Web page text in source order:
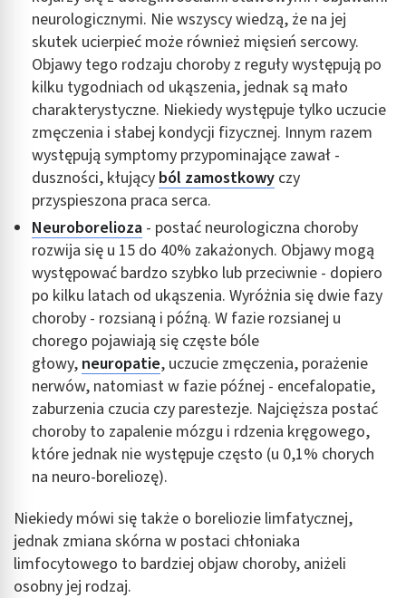
neurologicznymi. Nie wszyscy wiedzą, że na jej
skutek ucierpieć może również mięsień sercowy.
Objawy tego rodzaju choroby z reguły występują po
kilku tygodniach od ukąszenia, jednak są mało
charakterystyczne. Niekiedy występuje tylko uczucie
zmęczenia i słabej kondycji fizycznej. Innym razem
występują symptomy przypominające zawał -
duszności, kłujący ból zamostkowy czy
przyspieszona praca serca.
Neuroborelioza - postać neurologiczna choroby
rozwija się u 15 do 40% zakażonych. Objawy mogą
występować bardzo szybko lub przeciwnie - dopiero
po kilku latach od ukąszenia. Wyróżnia się dwie fazy
choroby - rozsianą i późną. W fazie rozsianej u
chorego pojawiają się częste bóle
głowy, neuropatie, uczucie zmęczenia, porażenie
nerwów, natomiast w fazie późnej - encefalopatie,
zaburzenia czucia czy parestezje. Najcięższa postać
choroby to zapalenie mózgu i rdzenia kręgowego,
które jednak nie występuje często (u 0,1% chorych
na neuro-boreliozę).
Niekiedy mówi się także o boreliozie limfatycznej,
jednak zmiana skórna w postaci chłoniaka
limfocytowego to bardziej objaw choroby, aniżeli
osobny jej rodzaj.